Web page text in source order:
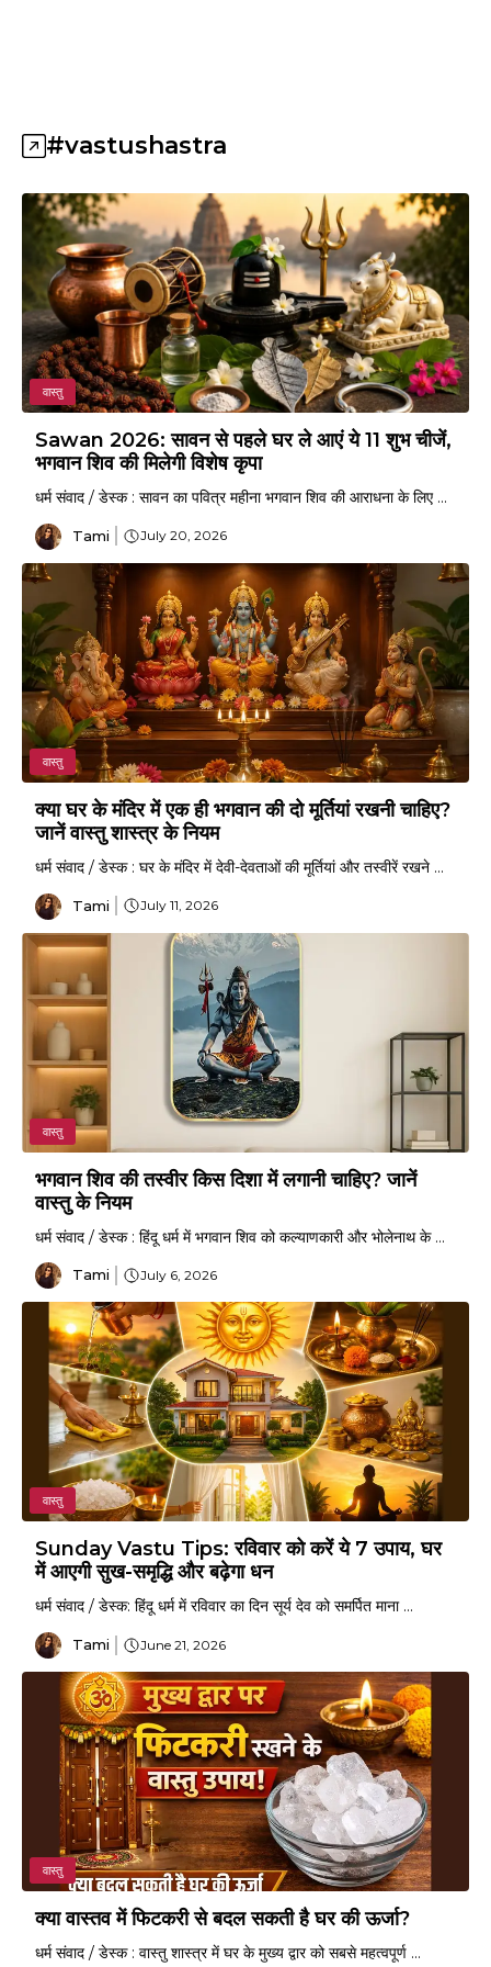
#vastushastra
वास्तु
Sawan 2026: सावन से पहले घर ले आएं ये 11 शुभ चीजें,
भगवान शिव की मिलेगी विशेष कृपा
धर्म संवाद / डेस्क : सावन का पवित्र महीना भगवान शिव की आराधना के लिए ...
Tami July 20, 2026
वास्तु
क्या घर के मंदिर में एक ही भगवान की दो मूर्तियां रखनी चाहिए?
जानें वास्तु शास्त्र के नियम
धर्म संवाद / डेस्क : घर के मंदिर में देवी-देवताओं की मूर्तियां और तस्वीरें रखने ...
Tami July 11, 2026
वास्तु
भगवान शिव की तस्वीर किस दिशा में लगानी चाहिए? जानें
वास्तु के नियम
धर्म संवाद / डेस्क : हिंदू धर्म में भगवान शिव को कल्याणकारी और भोलेनाथ के ...
Tami July 6, 2026
वास्तु
Sunday Vastu Tips: रविवार को करें ये 7 उपाय, घर
में आएगी सुख-समृद्धि और बढ़ेगा धन
धर्म संवाद / डेस्क: हिंदू धर्म में रविवार का दिन सूर्य देव को समर्पित माना ...
Tami June 21, 2026
वास्तु
क्या वास्तव में फिटकरी से बदल सकती है घर की ऊर्जा?
धर्म संवाद / डेस्क : वास्तु शास्त्र में घर के मुख्य द्वार को सबसे महत्वपूर्ण ...